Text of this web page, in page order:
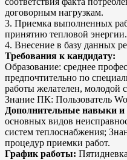
договорным нагрузкам.
3. Приемка выполненных
принятию тепловой энергии.
4. Внесение в базу данных
Требования к кандидату:
Образование: среднее
предпочтительно по
работы желателен, молодой
Знание ПК: Пользователь
Дополнительные навыки и
основных видов
систем теплоснабжения;
процедур приемки работ.
График работы: